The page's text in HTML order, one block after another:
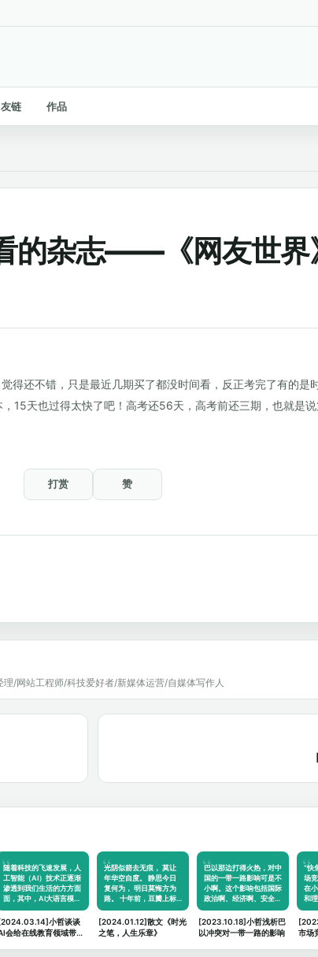
友链 作品
杂志——《网友世界
得还不错，只是最近几期买了都没时间看，反正考完了有的是时
15天也过得太快了吧！高考还56天，高考前还三期，也就是
打赏 赞
/网站工程师/科技爱好者/新媒体运营/自媒体写作人
随着科技的飞速发展，人
工智能（AI）技术正逐渐
渗透到我们生活的方方面
面，其中，AI大语言模…
小哲谈谈
会给在线教育领域带来
光阴似箭去无痕， 莫让
年华空自度。 静思今日
复何为， 明日莫悔方为
路。 十年前，豆瓣上标
[2024.01.12]散文《时光
之笔，人生乐章》
巴以那边打得火热，对中
国的一带一路影响可是不
小啊。这个影响包括国际
政治啊、经济啊、安全…
[2023.10.18]小哲浅析巴
以冲突对一带一路的影响
“快
场
在
和
市场